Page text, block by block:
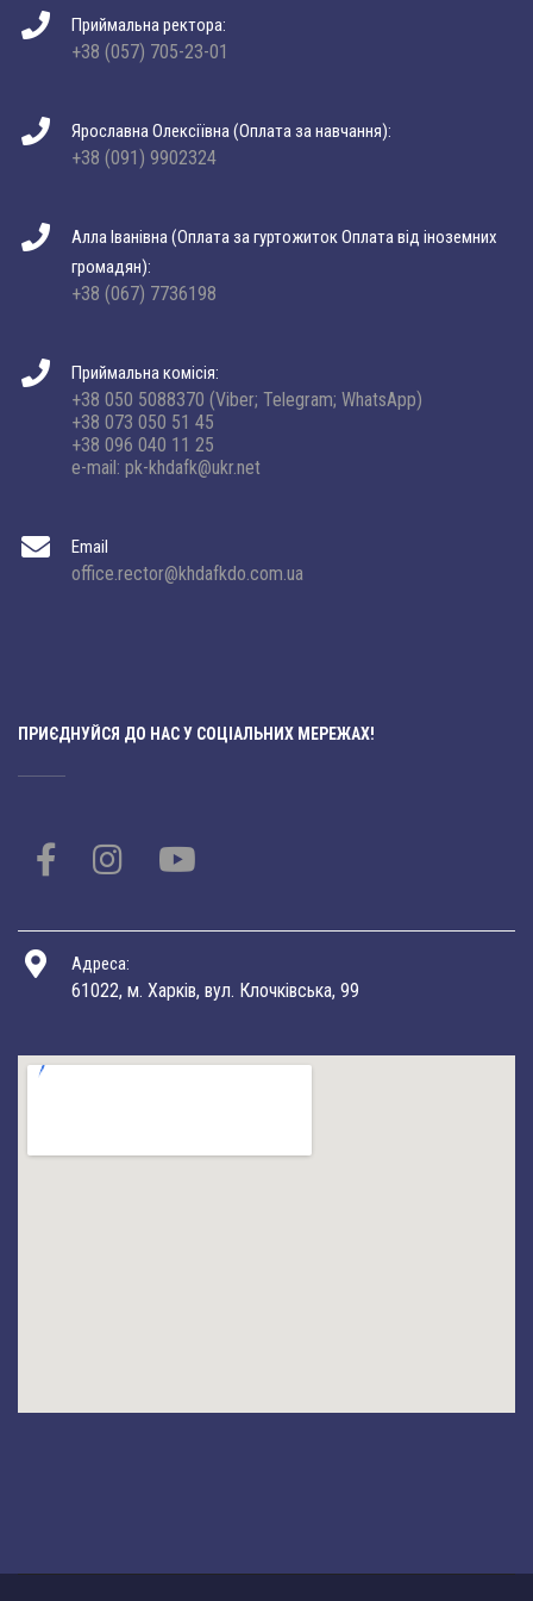
Приймальна ректора:
+38 (057) 705-23-01
Ярославна Олексіївна (Оплата за навчання):
+38 (091) 9902324
Алла Іванівна (Оплата за гуртожиток Оплата від іноземних
громадян):
+38 (067) 7736198
Приймальна комісія:
+38 050 5088370 (Viber; Telegram; WhatsApp)
+38 073 050 51 45
+38 096 040 11 25
e-mail: pk-khdafk@ukr.net
Email
office.rector@khdafkdo.com.ua
ПРИЄДНУЙСЯ ДО НАС У СОЦІАЛЬНИХ МЕРЕЖАХ!
Адреса:
61022, м. Харків, вул. Клочківська, 99